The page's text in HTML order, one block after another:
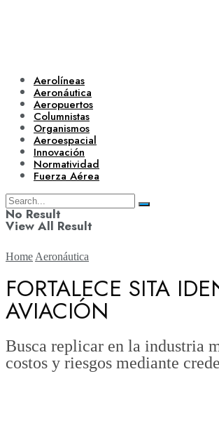
Aerolíneas
Aeronáutica
Aeropuertos
Columnistas
Organismos
Aeroespacial
Innovación
Normatividad
Fuerza Aérea
No Result
View All Result
Aerolíneas
Aeronáutica
Home Aeronáutica
FORTALECE SITA
AVIACIÓN
Busca replicar en la industria
costos y riesgos mediante